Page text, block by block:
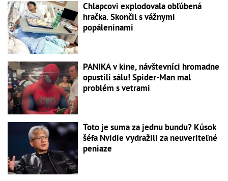
Chlapcovi explodovala obľúbená
hračka. Skončil s vážnymi
popáleninami
PANIKA v kine, návštevníci hromadne
opustili sálu! Spider-Man mal
problém s vetrami
Toto je suma za jednu bundu? Kúsok
šéfa Nvidie vydražili za neuveriteľné
peniaze